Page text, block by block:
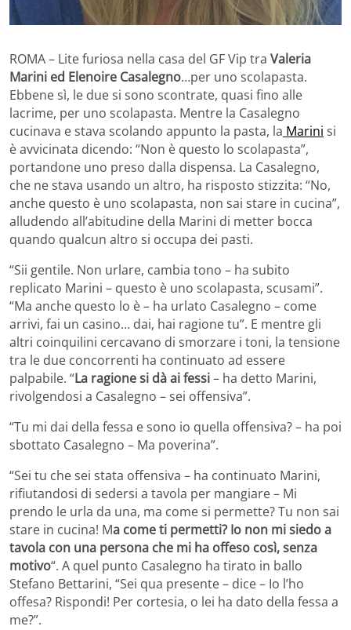
ROMA – Lite furiosa nella casa del GF Vip tra Valeria
Marini ed Elenoire Casalegno…per uno scolapasta.
Ebbene sì, le due si sono scontrate, quasi fino alle
lacrime, per uno scolapasta. Mentre la Casalegno
cucinava e stava scolando appunto la pasta, la Marini si
è avvicinata dicendo: “Non è questo lo scolapasta”,
portandone uno preso dalla dispensa. La Casalegno,
che ne stava usando un altro, ha risposto stizzita: “No,
anche questo è uno scolapasta, non sai stare in cucina”,
alludendo all’abitudine della Marini di metter bocca
quando qualcun altro si occupa dei pasti.
“Sii gentile. Non urlare, cambia tono – ha subito
replicato Marini – questo è uno scolapasta, scusami”.
“Ma anche questo lo è – ha urlato Casalegno – come
arrivi, fai un casino… dai, hai ragione tu”. E mentre gli
altri coinquilini cercavano di smorzare i toni, la tensione
tra le due concorrenti ha continuato ad essere
palpabile. “La ragione si dà ai fessi– ha detto Marini,
rivolgendosi a Casalegno – sei offensiva”.
“Tu mi dai della fessa e sono io quella offensiva? – ha poi
sbottato Casalegno – Ma poverina”.
“Sei tu che sei stata offensiva – ha continuato Marini,
rifiutandosi di sedersi a tavola per mangiare – Mi
prendo le urla da una, ma come si permette? Tu non sai
stare in cucina! Ma come ti permetti? Io non mi siedo a
tavola con una persona che mi ha offeso così, senza
motivo“. A quel punto Casalegno ha tirato in ballo
Stefano Bettarini, “Sei qua presente – dice – Io l’ho
offesa? Rispondi! Per cortesia, o lei ha dato della fessa a
me?”.